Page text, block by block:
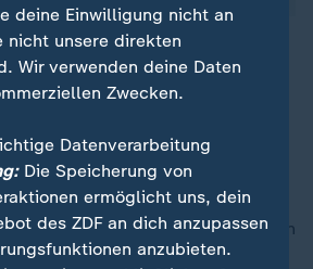
haben sich zu
auf der Zugspitze einig
die Gesetzesvorhaben aus dem
werden.
nach oben
deine Einwilligung nicht an
nicht unsere direkten
Wir verwenden deine Daten
Zwecken.
Datenverarbeitung
Die Speicherung von
ermöglicht uns, dein
des ZDF an dich anzupassen
anzubieten.